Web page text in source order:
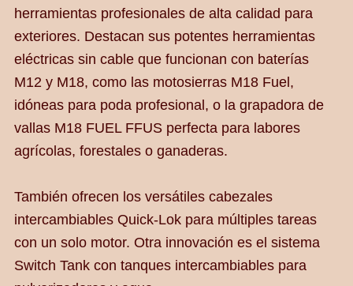
herramientas profesionales de alta calidad para
exteriores. Destacan sus potentes herramientas
eléctricas sin cable que funcionan con baterías
M12 y M18, como las motosierras M18 Fuel,
idóneas para poda profesional, o la grapadora de
vallas M18 FUEL FFUS perfecta para labores
agrícolas, forestales o ganaderas.
También ofrecen los versátiles cabezales
intercambiables Quick-Lok para múltiples tareas
con un solo motor. Otra innovación es el sistema
Switch Tank con tanques intercambiables para